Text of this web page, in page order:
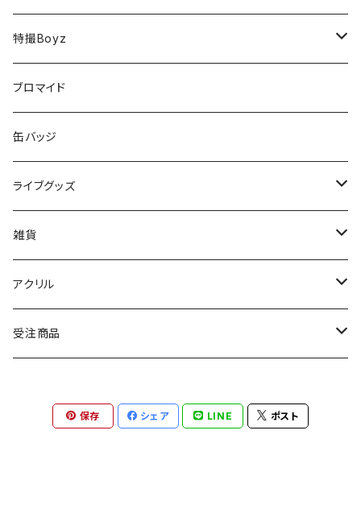
特撮Boyz
チカラ
テツヤ
トウマ
コウタ
タイセイ
アキト
ブロマイド
缶バッジ
ライブグッズ
マフラータオル
雑貨
ボールペン
アクリル
キーホルダー
受注商品
保存 シェア LINE ポスト